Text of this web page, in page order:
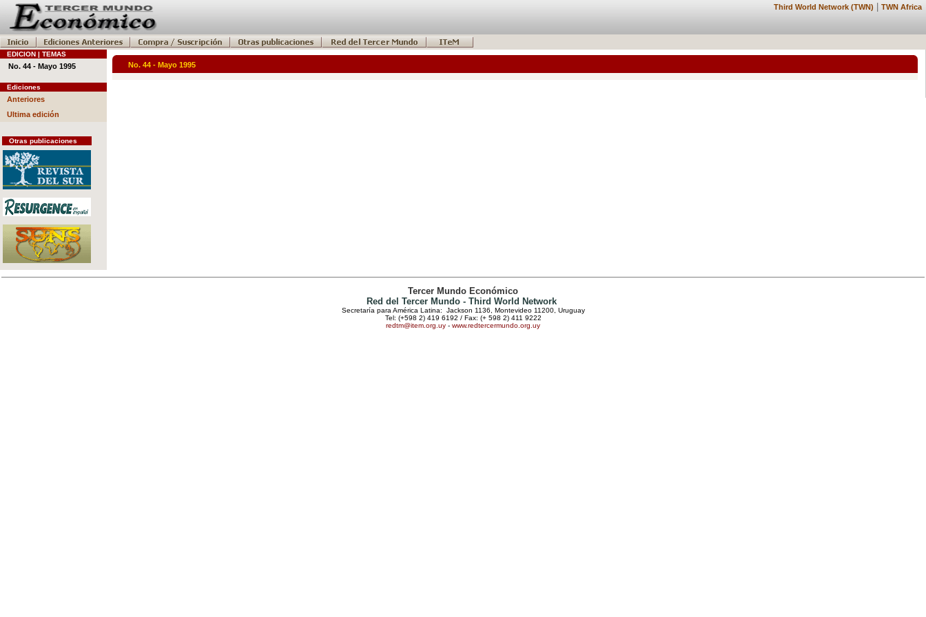
Third World Network (TWN) TWN Africa
EDICION | TEMAS
No. 44 - Mayo 1995
Ediciones
Anteriores
Ultima edición
Otras publicaciones
No. 44 - Mayo 1995
Tercer Mundo Económico
Red del Tercer Mundo - Third World Network
Secretaría para América Latina: Jackson 1136, Montevideo 11200, Uruguay
Tel: (+598 2) 419 6192 / Fax: (+ 598 2) 411 9222
redtm@item.org.uy - www.redtercermundo.org.uy